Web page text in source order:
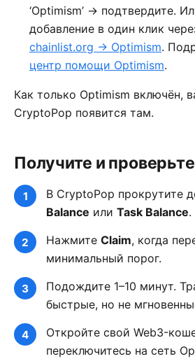
‘Optimism’ → подтвердите.
добавление в один клик
chainlist.org → Optimism.
центр помощи Optimism.
Как только Optimism включён,
CryptoPop появится там.
Получите и проверьте
В CryptoPop прокрутите
Balance или Task Balance.
Нажмите Claim, когда
минимальный порог.
Подождите 1–10 минут.
быстрые, но не
Откройте свой Web3-
переключитесь на сеть